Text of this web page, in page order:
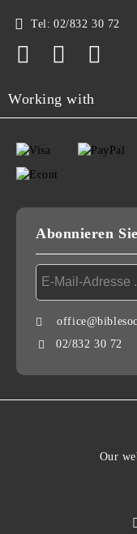
Tel: 02/832 30 72
Working with
Abonnieren
02/832 30 72
Our